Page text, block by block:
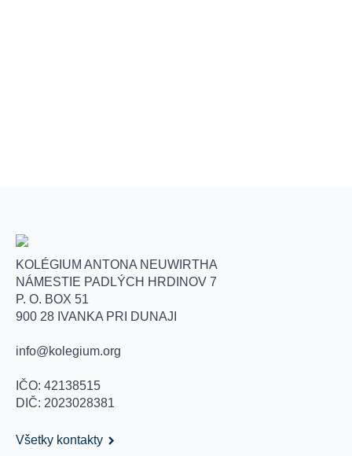
KOLÉGIUM ANTONA NEUWIRTHA
NÁMESTIE PADLÝCH HRDINOV 7
P. O. BOX 51
900 28 IVANKA PRI DUNAJI
info@kolegium.org
IČO: 42138515
DIČ: 2023028381
Všetky kontakty